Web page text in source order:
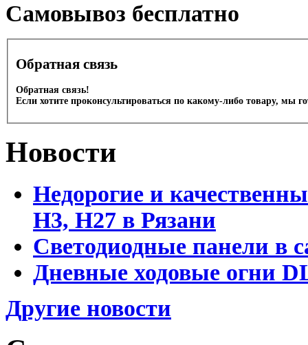
Cамовывоз бесплатно
Обратная связь
Обратная связь!
Если хотите проконсультироваться по какому-либо товару, мы
Новости
Недорогие и
Н3, Н27 в Рязани
Светодиодные панели в
Дневные ходовые огни
Другие новости